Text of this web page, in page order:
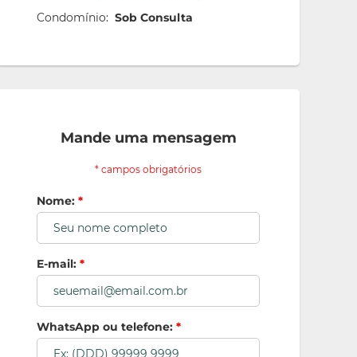
Condomínio:Sob Consulta
Mande uma mensagem
* campos obrigatórios
Nome:*
E-mail:*
WhatsApp ou telefone:*